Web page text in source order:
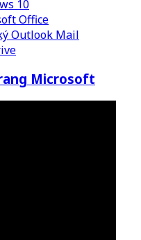
10
Office
Outlook Mail
Microsoft